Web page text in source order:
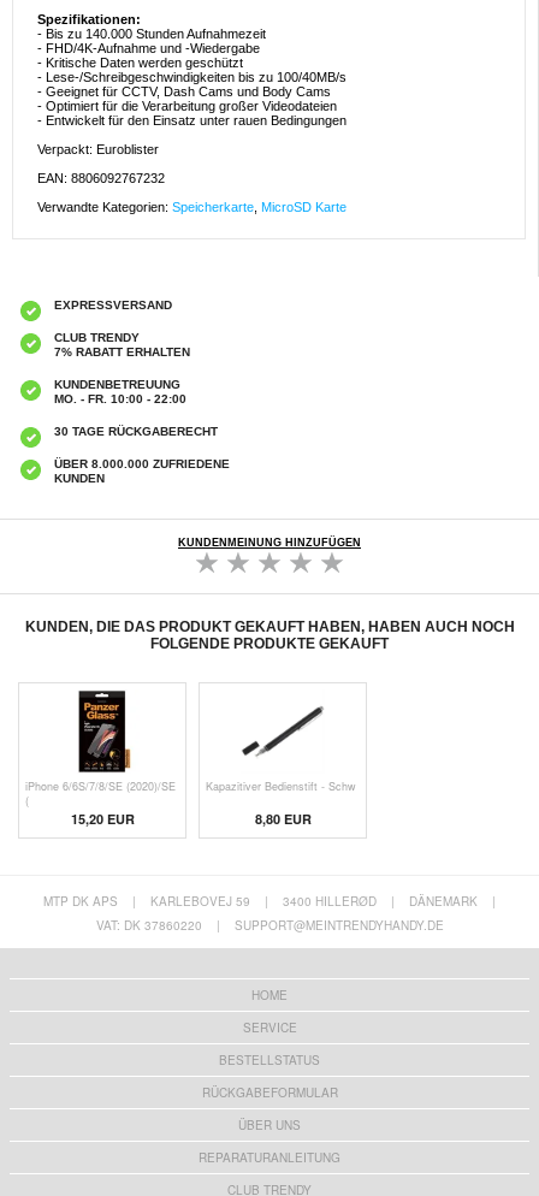
Spezifikationen:
- Bis zu 140.000 Stunden Aufnahmezeit
- FHD/4K-Aufnahme und -Wiedergabe
- Kritische Daten werden geschützt
- Lese-/Schreibgeschwindigkeiten bis zu 100/40MB/s
- Geeignet für CCTV, Dash Cams und Body Cams
- Optimiert für die Verarbeitung großer Videodateien
- Entwickelt für den Einsatz unter rauen Bedingungen
Verpackt: Euroblister
EAN: 8806092767232
Verwandte Kategorien: Speicherkarte MicroSD Karte
EXPRESSVERSAND
CLUB TRENDY
7% RABATT ERHALTEN
KUNDENBETREUUNG
MO. - FR. 10:00 - 22:00
30 TAGE RÜCKGABERECHT
ÜBER 8.000.000 ZUFRIEDENE
KUNDEN
KUNDENMEINUNG HINZUFÜGEN
KUNDEN, DIE DAS PRODUKT GEKAUFT HABEN, HABEN AUCH NOCH
FOLGENDE PRODUKTE GEKAUFT
iPhone 6/6S/7/8/SE (2020)/SE
(
15,20 EUR
Kapazitiver Bedienstift - Schw
8,80 EUR
MTP DK APS | KARLEBOVEJ 59 | 3400 HILLERØD | DÄNEMARK
|
VAT: DK 37860220
| SUPPORT@MEINTRENDYHANDY.DE
HOME
SERVICE
BESTELLSTATUS
RÜCKGABEFORMULAR
ÜBER UNS
REPARATURANLEITUNG
CLUB TRENDY